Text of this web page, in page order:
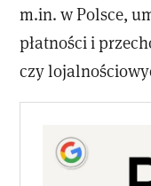
m.in. w Polsce,
płatności i
czy